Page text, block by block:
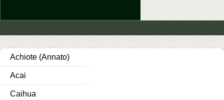
Achiote (Annato)
Acai
Caihua